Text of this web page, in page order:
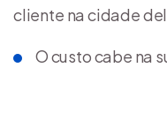
cliente na cidade
O custo cabe na